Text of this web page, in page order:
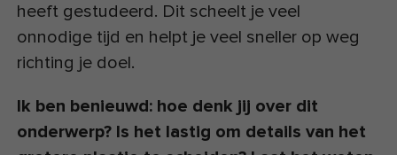
heeft gestudeerd. Dit scheelt je veel
onnodige tijd en helpt je veel sneller op weg
richting je doel.
Ik ben benieuwd: hoe denk jij over dit
onderwerp? Is het lastig om details van het